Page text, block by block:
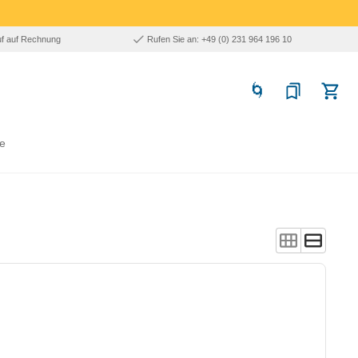
auf Rechnung Rufen Sie an: +49 (0) 231 964 196 10